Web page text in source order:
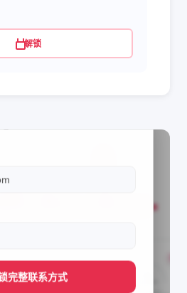
解锁
完整联系方式